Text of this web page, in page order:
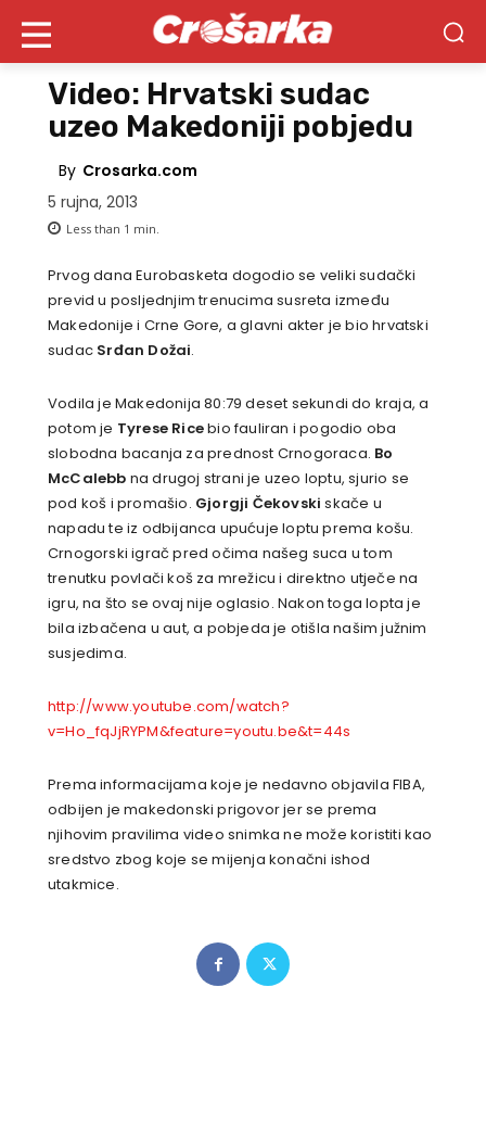
Video: Hrvatski sudac
uzeo Makedoniji pobjedu
By Crosarka.com
5 rujna, 2013
Less than 1 min.
Prvog dana Eurobasketa dogodio se veliki sudački
previd u posljednjim trenucima susreta između
Makedonije i Crne Gore, a glavni akter je bio hrvatski
sudac Srđan Dožai.
Vodila je Makedonija 80:79 deset sekundi do kraja, a
potom je Tyrese Ricebio fauliran i pogodio oba
slobodna bacanja za prednost Crnogoraca. Bo
McCalebb na drugoj strani je uzeo loptu, sjurio se
pod koš i promašio. Gjorgji Čekovski skače u
napadu te iz odbijanca upućuje loptu prema košu.
Crnogorski igrač pred očima našeg suca u tom
trenutku povlači koš za mrežicu i direktno utječe na
igru, na što se ovaj nije oglasio. Nakon toga lopta je
bila izbačena u aut, a pobjeda je otišla našim južnim
susjedima.
http://www.youtube.com/watch?
v=Ho_fqJjRYPM&feature=youtu.be&t=44s
Prema informacijama koje je nedavno objavila FIBA,
odbijen je makedonski prigovor jer se prema
njihovim pravilima video snimka ne može koristiti kao
sredstvo zbog koje se mijenja konačni ishod
utakmice.